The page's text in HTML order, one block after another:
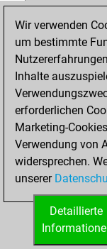
Matt auf
Bauer setzt
Erstickte
Türme auf
STARTSEITE
Wir verwenden
um bestimmte
Inhalte
erforderlichen
Marketing-
Verwendung von
widersprechen.
unserer
Detaillierte